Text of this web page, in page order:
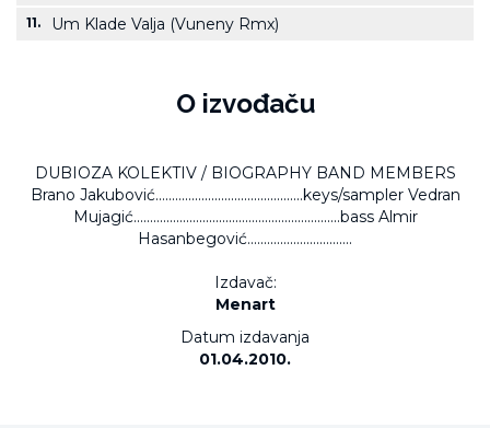
11. Um Klade Valja (Vuneny Rmx)
O izvođaču
DUBIOZA KOLEKTIV / BIOGRAPHY BAND MEMBERS
Brano Jakubović.............................................keys/sampler Vedran
Mujagić...............................................................bass Almir
Hasanbegović................................
Izdavač:
Menart
Datum izdavanja
01.04.2010.